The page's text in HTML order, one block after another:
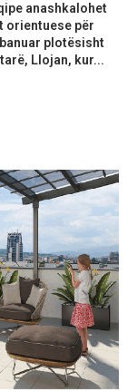
anashkalohet
orientuese për
plotësisht
Llojan, kur...